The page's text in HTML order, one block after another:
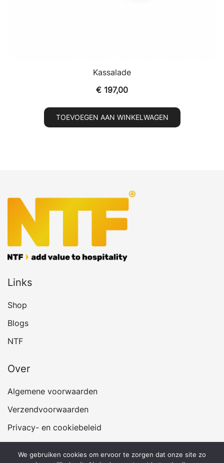
Kassalade
€ 197,00
TOEVOEGEN AAN WINKELWAGEN
Links
Shop
Blogs
NTF
Over
Algemene voorwaarden
Verzendvoorwaarden
Privacy- en cookiebeleid
We gebruiken cookies om ervoor te zorgen dat onze site zo